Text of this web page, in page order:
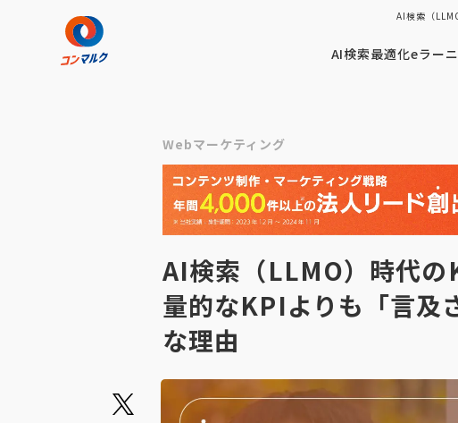
AI検索（
AI検索最適化eラー
Webマーケティング
AI検索（LLMO）時代
量的なKPIよりも「言及
な理由